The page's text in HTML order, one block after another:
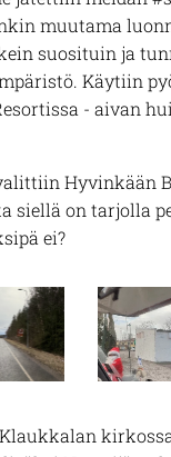
muutama
suosituin ja
Käytiin
- aivan
Hyvinkään
siellä on tarjolla
ei?